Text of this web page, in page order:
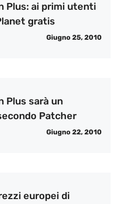
Plus: ai primi utenti
gratis
Giugno 25, 2010
Plus sarà un
Patcher
Giugno 22, 2010
europei di